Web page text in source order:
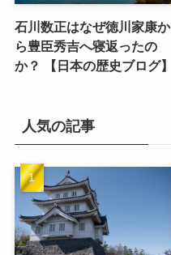
石川数正はなぜ徳川家康か
ら豊臣秀吉へ寝返ったの
か？ 【日本の歴史ブログ】
人気の記事